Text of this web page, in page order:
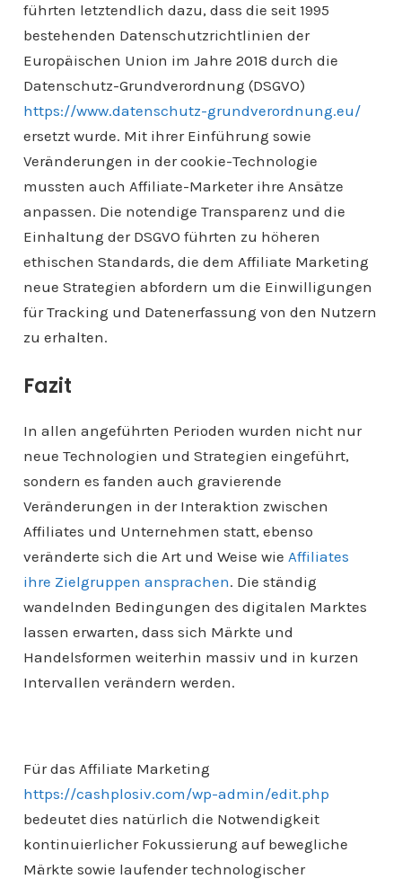
führten letztendlich dazu, dass die seit 1995
bestehenden Datenschutzrichtlinien der
Europäischen Union im Jahre 2018 durch die
Datenschutz-Grundverordnung (DSGVO)
https://www.datenschutz-grundverordnung.eu/
ersetzt wurde. Mit ihrer Einführung sowie
Veränderungen in der cookie-Technologie
mussten auch Affiliate-Marketer ihre Ansätze
anpassen. Die notendige Transparenz und die
Einhaltung der DSGVO führten zu höheren
ethischen Standards, die dem Affiliate Marketing
neue Strategien abfordern um die Einwilligungen
für Tracking und Datenerfassung von den Nutzern
zu erhalten.
Fazit
In allen angeführten Perioden wurden nicht nur
neue Technologien und Strategien eingeführt,
sondern es fanden auch gravierende
Veränderungen in der Interaktion zwischen
Affiliates und Unternehmen statt, ebenso
veränderte sich die Art und Weise wie Affiliates
ihre Zielgruppen ansprachen. Die ständig
wandelnden Bedingungen des digitalen Marktes
lassen erwarten, dass sich Märkte und
Handelsformen weiterhin massiv und in kurzen
Intervallen verändern werden.
Für das Affiliate Marketing
https://cashplosiv.com/wp-admin/edit.php
bedeutet dies natürlich die Notwendigkeit
kontinuierlicher Fokussierung auf bewegliche
Märkte sowie laufender technologischer